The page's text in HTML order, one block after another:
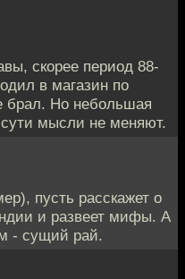
скорее период 88-
в магазин по
брал. Но небольшая
мысли не меняют.
пусть расскажет о
и развеет мифы. А
- сущий рай.